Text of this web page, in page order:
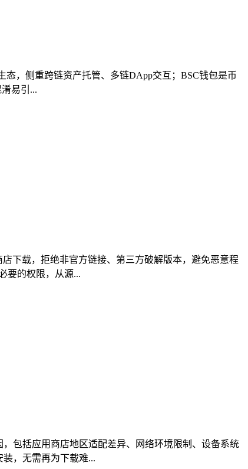
，侧重跨链资产托管、多链DApp交互；BSC钱包是币
易引...
下载，拒绝非官方链接、第三方破解版本，避免恶意程
要的权限，从源...
包括应用商店地区适配差异、网络环境限制、设备系统
，无需再为下载难...